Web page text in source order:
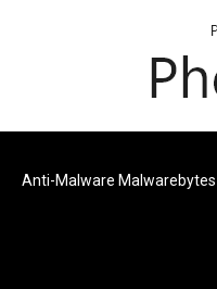
Anti-Malware